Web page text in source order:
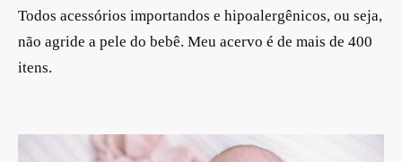
Todos acessórios importandos e hipoalergênicos, ou seja,
não agride a pele do bebê. Meu acervo é de mais de 400
itens.